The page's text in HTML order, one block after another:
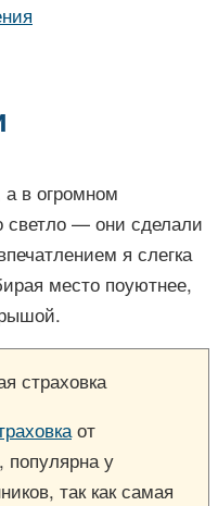
а в огромном
— они сделали
я слегка
место поуютнее,
страховка
от
популярна у
так как самая